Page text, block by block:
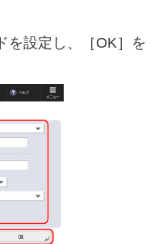
を設定し、［OK］を